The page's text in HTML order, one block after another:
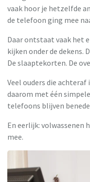
vaak hoor je hetzelfde
de telefoon ging mee
Daar ontstaat vaak het
kijken onder de dekens.
De slaaptekorten. De
Veel ouders die
daarom met één
telefoons blijven
En eerlijk: volwassenen
mee.